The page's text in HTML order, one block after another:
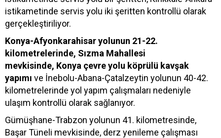
istikametinde servis yolu iki şeritten kontrollü olarak
gerçekleştiriliyor.
Konya-Afyonkarahisar yolunun 21-22.
kilometrelerinde, Sızma Mahallesi
mevkisinde, Konya çevre yolu köprülü kavşak
yapımı ve İnebolu-Abana-Çatalzeytin yolunun 40-42.
kilometrelerinde yol yapım çalışmaları nedeniyle
ulaşım kontrollü olarak sağlanıyor.
Gümüşhane-Trabzon yolunun 41. kilometresinde,
Başar Tüneli mevkisinde, derz yenileme çalışması